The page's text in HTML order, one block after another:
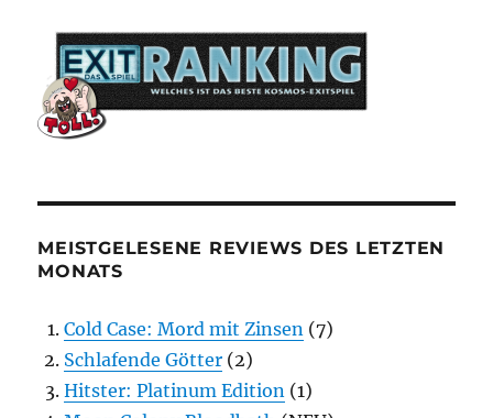
MEISTGELESENE REVIEWS DES LETZTEN
MONATS
Cold Case: Mord mit Zinsen (7)
Schlafende Götter (2)
Hitster: Platinum Edition (1)